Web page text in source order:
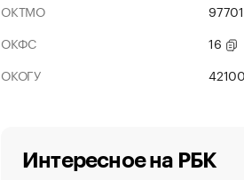
ОКТМО
ОКФС
16
ОКОГУ
Интересное на РБК